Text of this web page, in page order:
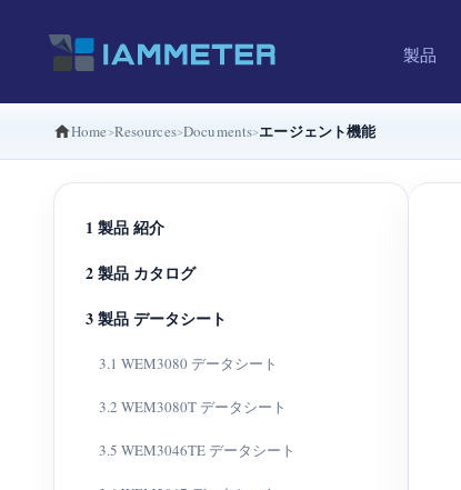
製品
Home Resources Documents エージェント機能
1 製品 紹介
2 製品 カタログ
3 製品 データシート
3.1 WEM3080 データシート
3.2 WEM3080T データシート
3.5 WEM3046TE データシート